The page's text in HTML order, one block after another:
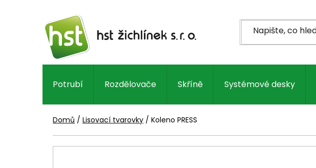
Potrubí Rozdělovače Skříně Systémové desky
Domů / Lisovací tvarovky / Koleno PRESS